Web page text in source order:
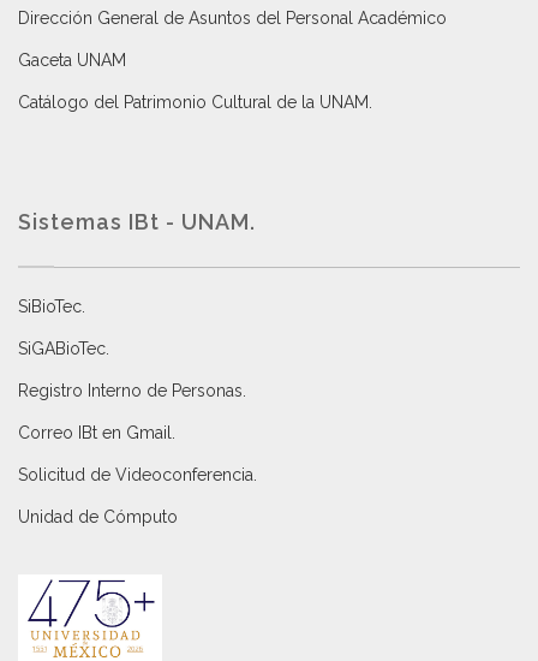
Dirección General de Asuntos del Personal Académico
Gaceta UNAM
Catálogo del Patrimonio Cultural de la UNAM.
Sistemas IBt - UNAM.
SiBioTec
SiGABioTec.
Registro Interno de Personas
Correo IBt en Gmail
Solicitud de Videoconferencia.
Unidad de Cómputo